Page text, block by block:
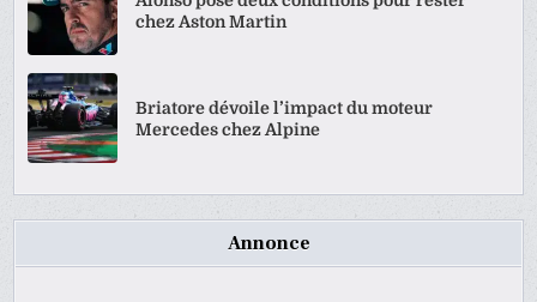
chez Aston Martin
Briatore dévoile l’impact du moteur
Mercedes chez Alpine
Annonce